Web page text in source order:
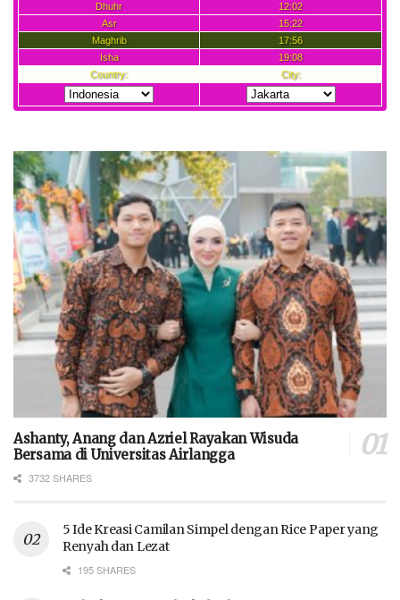
Ashanty, Anang dan Azriel Rayakan Wisuda
Bersama di Universitas Airlangga
3732 SHARES
5 Ide Kreasi Camilan Simpel dengan Rice Paper yang
Renyah dan Lezat
195 SHARES